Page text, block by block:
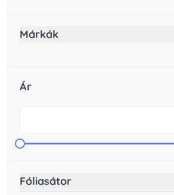
Márkák
Ár
Fóliasátor